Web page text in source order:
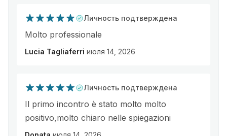
Личность подтверждена
Molto professionale
Lucia Tagliaferri июля 14, 2026
Личность подтверждена
Il primo incontro è stato molto molto
positivo,molto chiaro nelle spiegazioni